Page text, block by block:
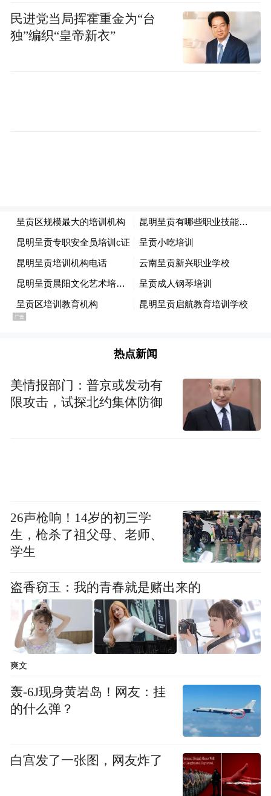
澳大利亚U22男足两场球
狂揽20个净胜球且未丢一球
如此看来
大家也不用过于担心中国队的前景
记者了解到
首先，虽然说澳大利亚队是
亚足联旗下该年龄段最强的队伍之一
民进党当局挥霍重金为“台
独”编织“皇帝新衣”
热点新闻
美情报部门：普京或发动有
限攻击，试探北约集体防御
26声枪响！14岁的初三学
生，枪杀了祖父母、老师、
学生
盗香窃玉：我的青春就是赌出来的
爽文
轰-6J现身黄岩岛！网友：挂
的什么弹？
白宫发了一张图，网友炸了